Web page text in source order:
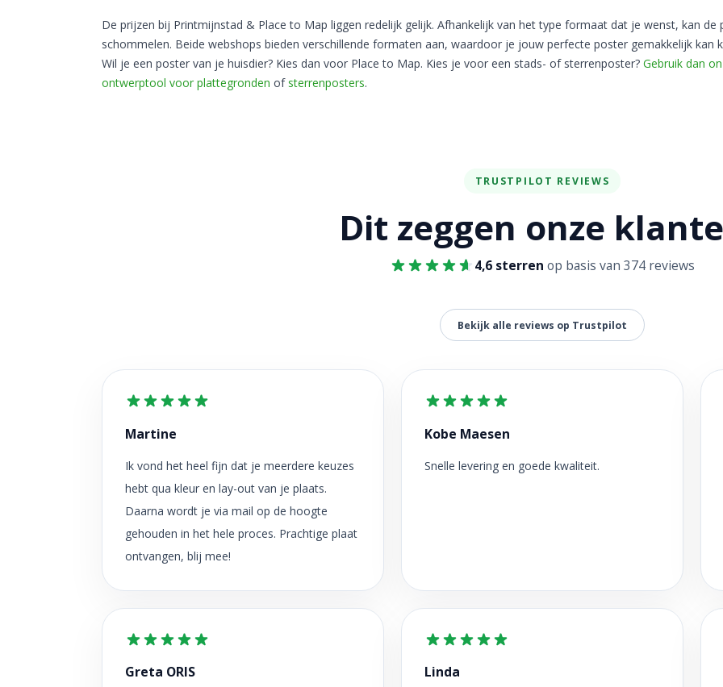
De prijzen bij Printmijnstad & Place to Map liggen redelijk gelijk. Afhankelijk van het type formaat dat je wenst, kan de
schommelen. Beide webshops bieden verschillende formaten aan, waardoor je jouw perfecte poster gemakkelijk kan
Wil je een poster van je huisdier? Kies dan voor Place to Map. Kies je voor een stads- of sterrenposter? Gebruik dan
ontwerptool voor plattegronden of sterrenposters.
TRUSTPILOT REVIEWS
Dit zeggen onze
4,6 sterren op basis van 374 reviews
Bekijk alle reviews op Trustpilot
Martine
Ik vond het heel fijn dat je meerdere keuzes
hebt qua kleur en lay-out van je plaats.
Daarna wordt je via mail op de hoogte
gehouden in het hele proces. Prachtige plaat
ontvangen, blij mee!
Kobe Maesen
Snelle levering en goede kwaliteit.
Greta ORIS Linda